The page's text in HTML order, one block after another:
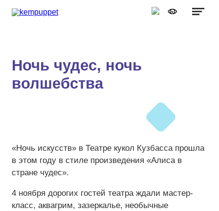
Обычная версия сайта
Цвет: Ц Ц Ц
Включить видео
Разрядка:
Ночь чудес, ночь
волшебства
«Ночь искусств» в Театре кукол Кузбасса прошла
в этом году в стиле произведения «Алиса в
стране чудес».
4 ноября дорогих гостей театра ждали мастер-
класс, аквагрим, зазеркалье, необычные